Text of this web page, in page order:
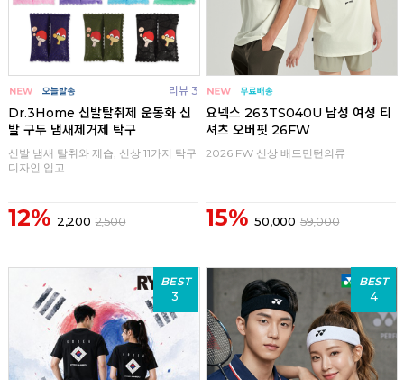
리뷰 3
Dr.3Home 신발탈취제 운동화 신
발 구두 냄새제거제 탁구
신발 냄새 탈취와 제습, 신상 11가지 탁구
디자인 입고
12% 2,200 2,500
요넥스 263TS040U 남성 여성 티
셔츠 오버핏 26FW
2026 FW 신상 배드민턴의류
15% 50,000 59,000
BEST
3
BEST
4